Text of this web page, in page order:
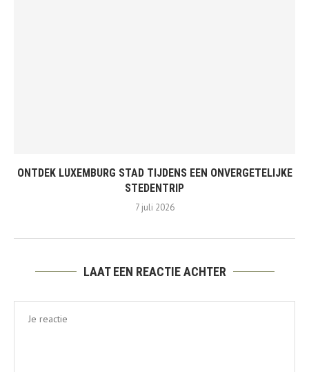
ONTDEK LUXEMBURG STAD TIJDENS EEN ONVERGETELIJKE
STEDENTRIP
7 juli 2026
LAAT EEN REACTIE ACHTER